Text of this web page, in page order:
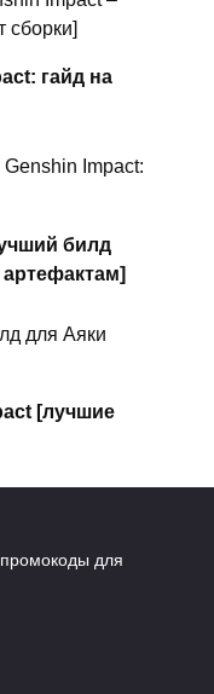
гайд на
билд
[лучшие
для